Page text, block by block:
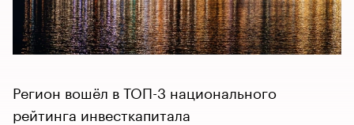
Регион вошёл в ТОП-3 национального
рейтинга инвесткапитала